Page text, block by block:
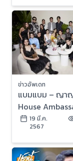
ข่าวอัพเดท
แบมแบม – ญา
House
หลุยส์ วิตตอง นำ
ฉลอง เปิดตัว
PLACE
แห่งใหม่ล่าสุด
19 มี.ค.
2567